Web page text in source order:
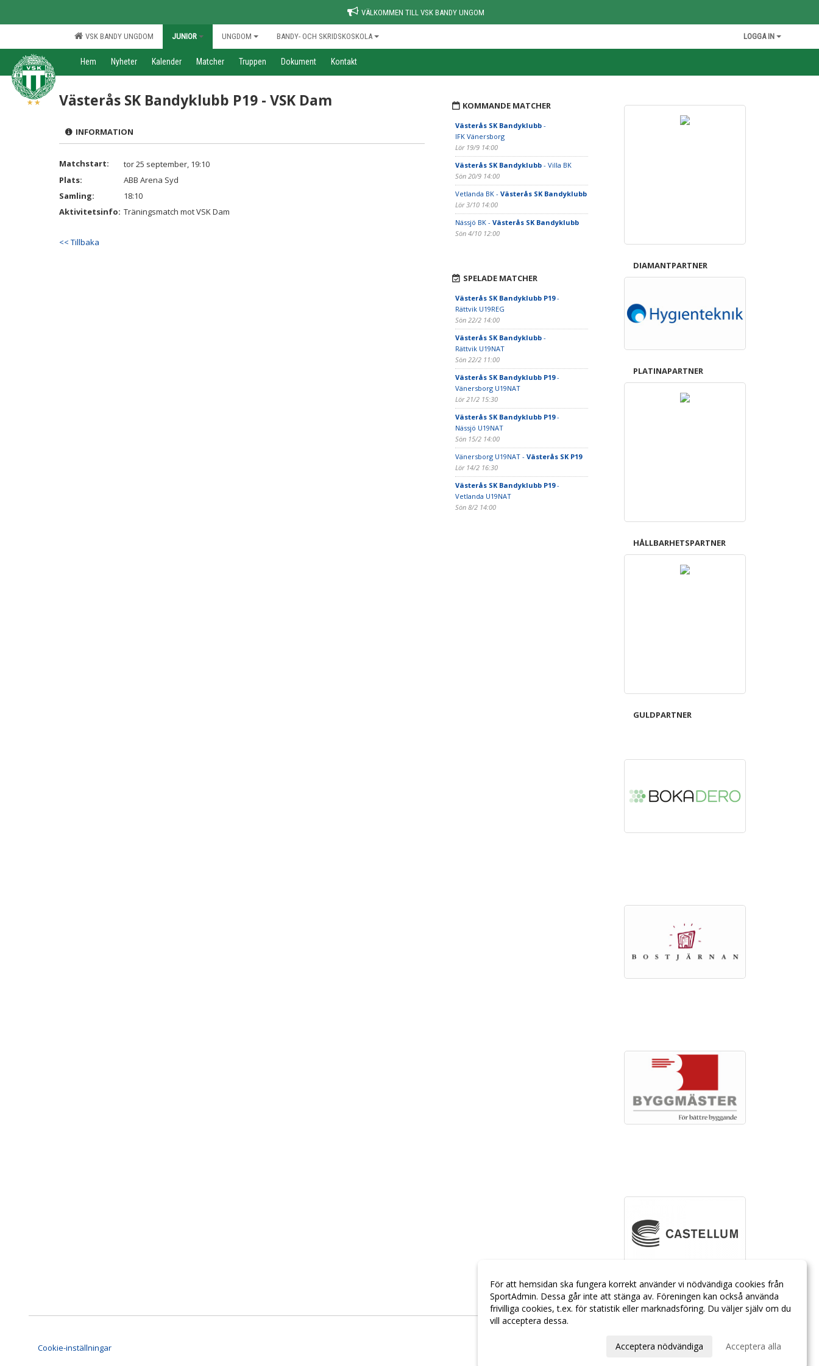
VÄLKOMMEN TILL VSK BANDY UNGOM
VSK BANDY UNGDOM JUNIOR UNGDOM BANDY- OCH SKRIDSKOSKOLA LOGGA IN
Hem Nyheter Kalender Matcher Truppen Dokument Kontakt
Västerås SK Bandyklubb P19 - VSK Dam
INFORMATION
Matchstart:
tor 25 september, 19:10
Plats:
ABB Arena Syd
Samling:
18:10
Aktivitetsinfo: Träningsmatch mot VSK Dam
<< Tillbaka
KOMMANDE MATCHER
Västerås SK Bandyklubb-
IFK Vänersborg
Lör 19/9 14:00
Västerås SK Bandyklubb- Villa BK
Sön 20/9 14:00
Vetlanda BK - Västerås SK Bandyklubb
Lör 3/10 14:00
Nässjö BK - Västerås SK Bandyklubb
Sön 4/10 12:00
SPELADE MATCHER
Västerås SK Bandyklubb P19-
Rättvik U19REG
Sön 22/2 14:00
Västerås SK Bandyklubb-
Rättvik U19NAT
Sön 22/2 11:00
Västerås SK Bandyklubb P19-
Vänersborg U19NAT
Lör 21/2 15:30
Västerås SK Bandyklubb P19-
Nässjö U19NAT
Sön 15/2 14:00
Vänersborg U19NAT - Västerås SK P19
Lör 14/2 16:30
Västerås SK Bandyklubb P19-
Vetlanda U19NAT
Sön 8/2 14:00
DIAMANTPARTNER
PLATINAPARTNER
HÅLLBARHETSPARTNER
GULDPARTNER
Cookie-inställningar
För att hemsidan ska fungera korrekt använder vi nödvändiga cookies från
SportAdmin. Dessa går inte att stänga av. Föreningen kan också använda
frivilliga cookies, t.ex. för statistik eller marknadsföring. Du väljer själv om du
vill acceptera dessa.
Acceptera nödvändiga Acceptera alla